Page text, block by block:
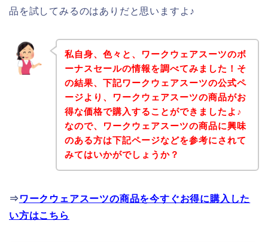
品を試してみるのはありだと思いますよ♪
私自身、色々と、ワークウェアスーツのボ
ーナスセールの情報を調べてみました！そ
の結果、下記ワークウェアスーツの公式ペ
ージより、ワークウェアスーツの商品がお
得な価格で購入することができましたよ♪
なので、ワークウェアスーツの商品に興味
のある方は下記ページなどを参考にされて
みてはいかがでしょうか？
⇒ ワークウェアスーツの商品を今すぐお得に購入した
い方はこちら